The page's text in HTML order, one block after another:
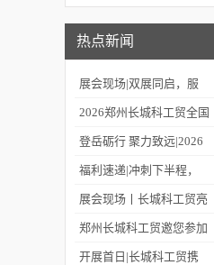
热点新闻
展会现场|双展同启，服
务在线，郑州长城科工贸
同步亮相学术盛会与校园
展！
2026郑州长城科工贸全国
巡保活动开启预约！
登岳砺行 聚力致远|2026
年度上半年业务经理总结
会圆满举行！
福利速递|冲刺下半程，
福利再加码，HWCL 系列
活动延期，赠券福利同步
上线！
展会现场丨长城科工贸亮
相第19届世界制药机械、
包装设备与材料中国展
郑州长城科工贸邀您参加
第二十四届世界制药原料
开展首日|长城科工贸携